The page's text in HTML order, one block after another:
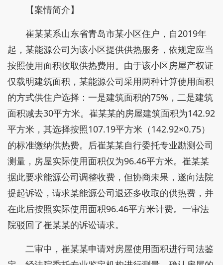
【案情简介】
崔某某系山东省青岛市某小区住户，自2019年
起，某能源公司为该小区提供供热服务，依规定应当
按照使用面积收取供热费用。由于该小区房屋产权证
仅载明建筑面积，某能源公司采用两种计算使用面积
的方式供住户选择：一是建筑面积的75%，二是建筑
面积减去30平方米。崔某某的房屋建筑面积为142.92
平方米，其选择按照107.19平方米（142.92×0.75）
的标准缴纳供热费。后崔某某自行委托专业勘测公司
测量，房屋实际使用面积仅为96.46平方米。崔某某
据此要求能源公司调整收费，但协商未果，遂向法院
提起诉讼，请求某能源公司退还多收取的供热费，并
在此后按照实际使用面积96.46平方米计费。一审法
院驳回了崔某某的诉讼请求。
二审中，崔某某申请对房屋使用面积进行司法鉴